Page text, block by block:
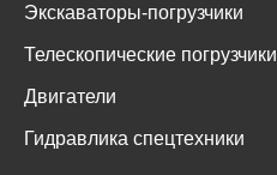
Экскаваторы-погрузчики
Телескопические погрузчики
Двигатели
Гидравлика спецтехники